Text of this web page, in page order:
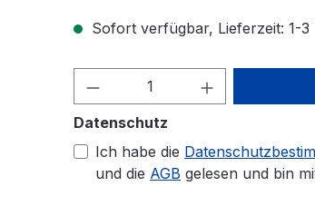
Sofort verfügbar, Lieferzeit: 1-3
Produkt Anzahl: Gib
Datenschutz
Ich habe die
und die AGB gelesen und bin